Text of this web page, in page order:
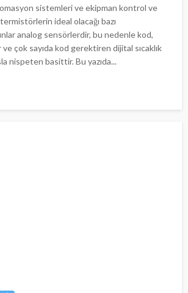
sistemleri ve ekipman kontrol ve
ideal olacağı bazı
analog sensörlerdir, bu nedenle kod,
çok sayıda kod gerektiren dijital sıcaklık
nispeten basittir. Bu yazıda...